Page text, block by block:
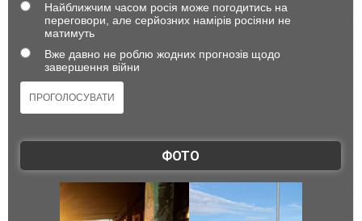
Найближчим часом росія може погодитись на
переговори, але серйозних намірів росіяни не
матимуть
Вже давно не роблю жодних прогнозів щодо
завершення війни
ФОТО